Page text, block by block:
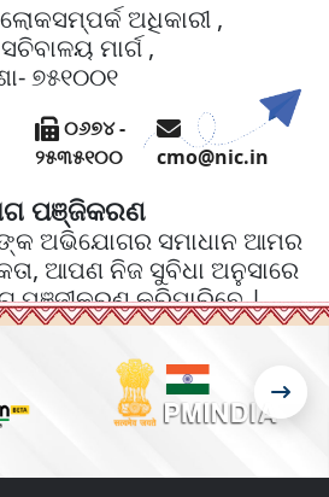
ଅଧିକାରୀ ,
ମାର୍ଗ ,
୭୫୧୦୦୧
୦୬୭୪ -
୨୫୩୫୧୦୦
cmo@nic.in
ପଞ୍ଜିକରଣ
ଅଭିଯୋଗର ସମାଧାନ ଆମର
ଆପଣ ନିଜ ସୁବିଧା ଅନୁସାରେ
ପଞ୍ଜୀକରଣ କରିପାରିବେ |